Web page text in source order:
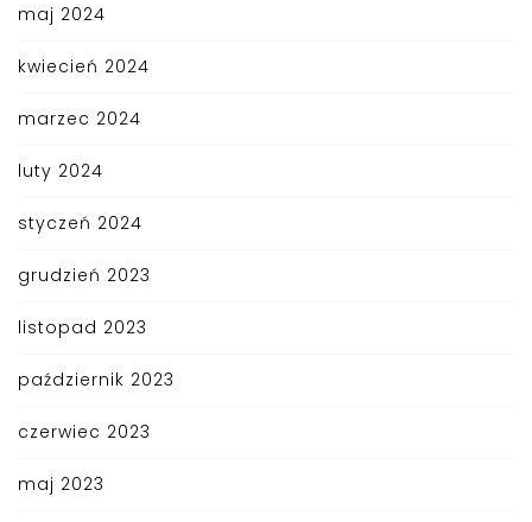
maj 2024
kwiecień 2024
marzec 2024
luty 2024
styczeń 2024
grudzień 2023
listopad 2023
październik 2023
czerwiec 2023
maj 2023